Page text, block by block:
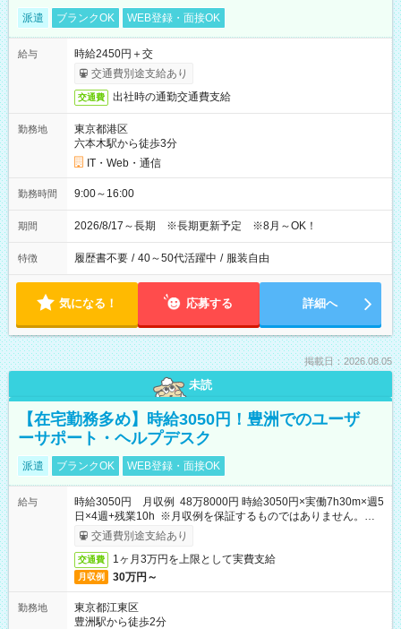
派遣 ブランクOK WEB登録・面接OK
給与
時給2450円＋交
交通費別途支給あり
交通費 出社時の通勤交通費支給
勤務地
東京都港区
六本木駅から徒歩3分
IT・Web・通信
勤務時間 9:00～16:00
期間 2026/8/17～長期 ※長期更新予定 ※8月～OK！
特徴 履歴書不要 / 40～50代活躍中 / 服装自由
気になる！ 応募する 詳細へ
掲載日：2026.08.05
未読
【在宅勤務多め】時給3050円！豊洲でのユーザ
ーサポート・ヘルプデスク
派遣 ブランクOK WEB登録・面接OK
給与
時給3050円 月収例 48万8000円 時給3050円×実働7h30m×週5
日×4週+残業10h ※月収例を保証するものではありません。※給
与即受取りサービス利用可（利用条件有）
交通費別途支給あり
交通費 1ヶ月3万円を上限として実費支給
月収例 30万円～
勤務地
東京都江東区
豊洲駅から徒歩2分